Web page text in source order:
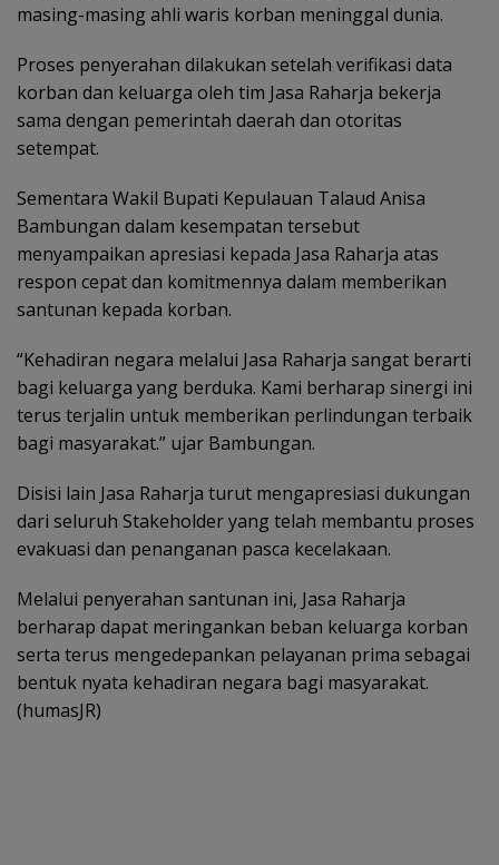
masing-masing ahli waris korban meninggal dunia.
Proses penyerahan dilakukan setelah verifikasi data
korban dan keluarga oleh tim Jasa Raharja bekerja
sama dengan pemerintah daerah dan otoritas
setempat.
Sementara Wakil Bupati Kepulauan Talaud Anisa
Bambungan dalam kesempatan tersebut
menyampaikan apresiasi kepada Jasa Raharja atas
respon cepat dan komitmennya dalam memberikan
santunan kepada korban.
“Kehadiran negara melalui Jasa Raharja sangat berarti
bagi keluarga yang berduka. Kami berharap sinergi ini
terus terjalin untuk memberikan perlindungan terbaik
bagi masyarakat.” ujar Bambungan.
Disisi lain Jasa Raharja turut mengapresiasi dukungan
dari seluruh Stakeholder yang telah membantu proses
evakuasi dan penanganan pasca kecelakaan.
Melalui penyerahan santunan ini, Jasa Raharja
berharap dapat meringankan beban keluarga korban
serta terus mengedepankan pelayanan prima sebagai
bentuk nyata kehadiran negara bagi masyarakat.
(humasJR)